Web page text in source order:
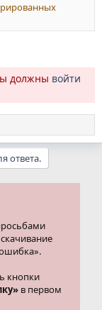
должны войти
ответа.
кнопки
в первом